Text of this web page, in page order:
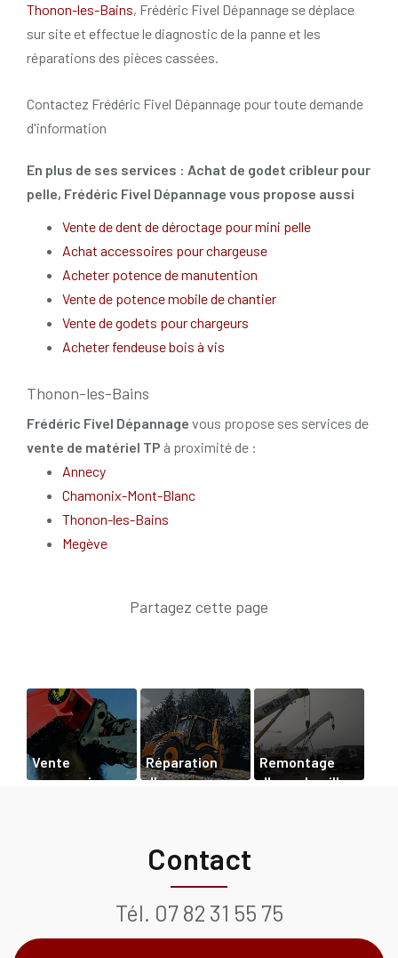
Thonon-les-Bains, Frédéric Fivel Dépannage se déplace
sur site et effectue le diagnostic de la panne et les
réparations des pièces cassées.
Contactez Frédéric Fivel Dépannage pour toute demande
d'information
En plus de ses services : Achat de godet cribleur pour
pelle, Frédéric Fivel Dépannage vous propose aussi
Vente de dent de déroctage pour mini pelle
Achat accessoires pour chargeuse
Acheter potence de manutention
Vente de potence mobile de chantier
Vente de godets pour chargeurs
Acheter fendeuse bois à vis
Thonon-les-Bains
Frédéric Fivel Dépannage vous propose ses services de
vente de matériel TP à proximité de :
Annecy
Chamonix-Mont-Blanc
Thonon-les-Bains
Megève
Vente
accessoires
Réparation
d'un
Remontage
d'une chenille
Contact
Tél. 07 82 31 55 75